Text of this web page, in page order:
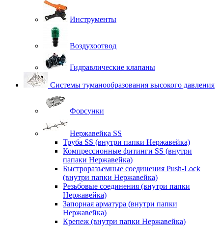
Инструменты
Воздухоотвод
Гидравлические клапаны
Системы туманообразования высокого давления
Форсунки
Нержавейка SS
Труба SS (внутри папки Нержавейка)
Компрессионные фитинги SS (внутри
папаки Нержавейка)
Быстроразъемные соединения Push-Lock
(внутри папки Нержавейка)
Резьбовые соединения (внутри папки
Нержавейка)
Запорная арматура (внутри папки
Нержавейка)
Крепеж (внутри папки Нержавейка)